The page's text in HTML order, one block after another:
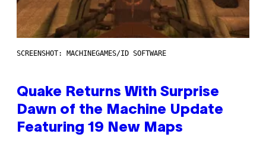
SCREENSHOT: MACHINEGAMES/ID SOFTWARE
Quake Returns With Surprise
Dawn of the Machine Update
Featuring 19 New Maps